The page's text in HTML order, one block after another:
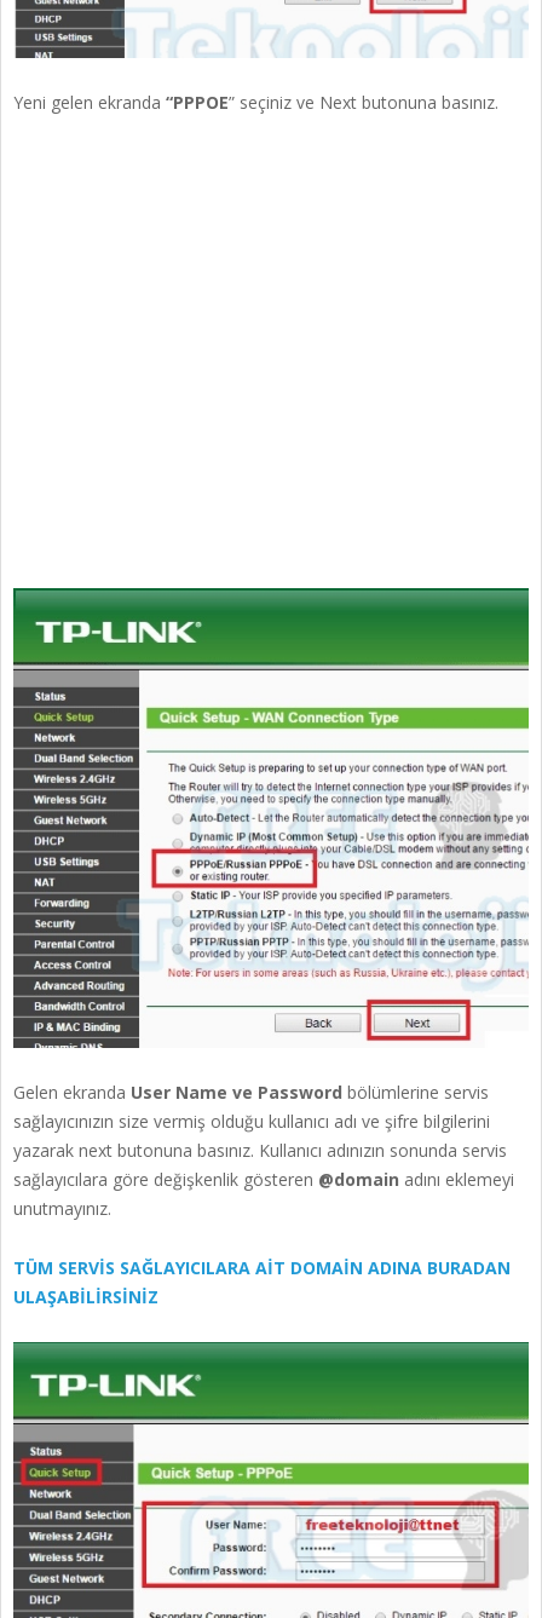
Yeni gelen ekranda “PPPOE” seçiniz ve Next butonuna basınız.
Gelen ekranda User Name ve Password bölümlerine servis
sağlayıcınızın size vermiş olduğu kullanıcı adı ve şifre bilgilerini
yazarak next butonuna basınız. Kullanıcı adınızın sonunda servis
sağlayıcılara göre değişkenlik gösteren @domain adını eklemeyi
unutmayınız.
TÜM SERVİS SAĞLAYICILARA AİT DOMAİN ADINA BURADAN
ULAŞABİLİRSİNİZ